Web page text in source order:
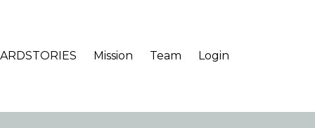
Mission Team Login